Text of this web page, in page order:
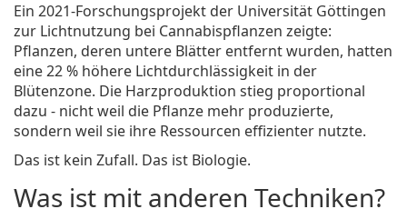
Ein 2021-Forschungsprojekt der Universität Göttingen
zur Lichtnutzung bei Cannabispflanzen zeigte:
Pflanzen, deren untere Blätter entfernt wurden, hatten
eine 22 % höhere Lichtdurchlässigkeit in der
Blütenzone. Die Harzproduktion stieg proportional
dazu - nicht weil die Pflanze mehr produzierte,
sondern weil sie ihre Ressourcen effizienter nutzte.
Das ist kein Zufall. Das ist Biologie.
Was ist mit anderen Techniken?